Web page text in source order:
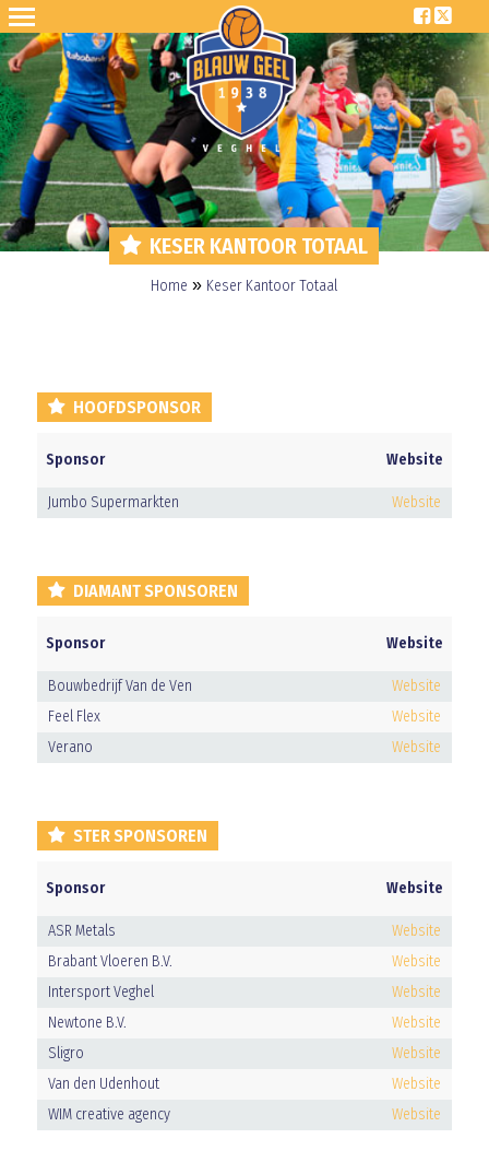
KESER KANTOOR TOTAAL
Home » Keser Kantoor Totaal
HOOFDSPONSOR
Sponsor Website
Jumbo Supermarkten Website
DIAMANT SPONSOREN
Sponsor Website
Bouwbedrijf Van de Ven
Website
Feel Flex
Website
Verano
Website
STER SPONSOREN
Sponsor Website
ASR Metals
Website
Brabant Vloeren B.V.
Website
Intersport Veghel
Website
Newtone B.V.
Website
Sligro
Website
Van den Udenhout
Website
WIM creative agency
Website